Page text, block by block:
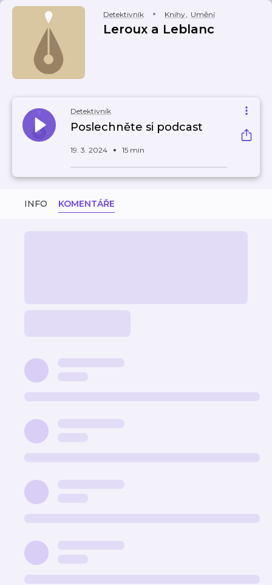
Detektivník Knihy, Umění
Leroux a Leblanc
Detektivník
Poslechněte si podcast
19. 3. 2024 15 min
INFO KOMENTÁŘE